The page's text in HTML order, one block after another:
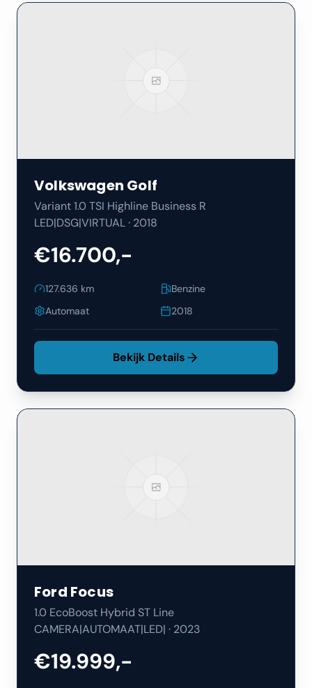
Volkswagen Golf
Variant 1.0 TSI Highline Business R
LED|DSG|VIRTUAL· 2018
€16.700,-
127.636 km
Benzine
Automaat
2018
Bekijk Details
Ford Focus
1.0 EcoBoost Hybrid ST Line
CAMERA|AUTOMAAT|LED| · 2023
€19.999,-